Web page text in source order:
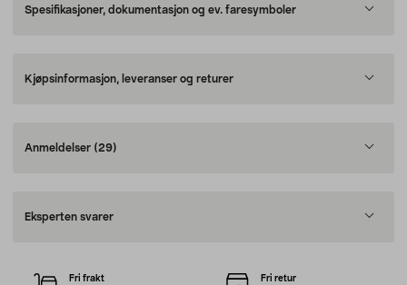
Spesifikasjoner, dokumentasjon og ev. faresymboler
Kjøpsinformasjon, leveranser og returer
Anmeldelser (29)
Eksperten svarer
Fri frakt Fri retur